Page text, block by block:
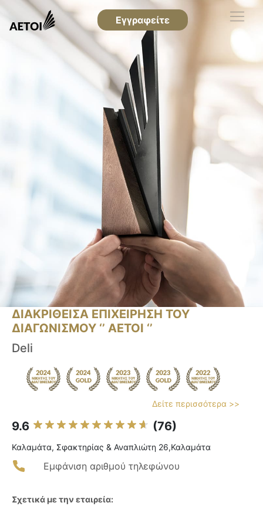
Εγγραφείτε
ΔΙΑΚΡΙΘΕΙΣΑ ΕΠΙΧΕΙΡΗΣΗ ΤΟΥ
ΔΙΑΓΩΝΙΣΜΟΥ ‘’ ΑΕΤΟΙ ‘’
Deli
Δείτε περισσότερα >>
9.6 (76)
Καλαμάτα, Σφακτηρίας & Αναπλιώτη 26,Καλαμάτα
Εμφάνιση αριθμού τηλεφώνου
Σχετικά με την εταιρεία: